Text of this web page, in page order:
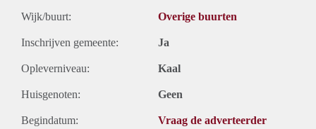
Wijk/buurt: Overige buurten
Inschrijven gemeente: Ja
Opleverniveau: Kaal
Huisgenoten: Geen
Begindatum: Vraag de adverteerder